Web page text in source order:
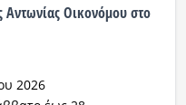
Οικονόμου στο
2026